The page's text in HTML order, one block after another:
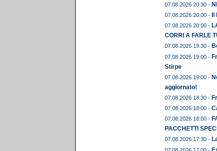
07.08.2026 20:30 -
07.08.2026 20:00 -
07.08.2026 20:00 -
CORRI A FARLE
07.08.2026 19:30 -
07.08.2026 19:00 -
Stirpe
07.08.2026 19:00 -
aggiornato!
07.08.2026 18:30 -
07.08.2026 18:00 -
07.08.2026 18:00 -
PACCHETTI
07.08.2026 17:30 -